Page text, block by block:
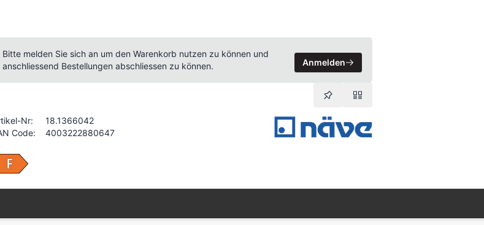
Bitte melden Sie sich an um den Warenkorb nutzen zu können und
anschliessend Bestellungen abschliessen zu können.
Anmelden
Nr:
18.1366042
Code:
4003222880647